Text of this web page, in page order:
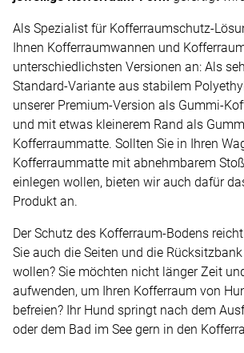
Als Spezialist für Kofferraumschutz-
Ihnen Kofferraumwannen und
unterschiedlichsten Versionen an: Als
Standard-Variante aus stabilem
unserer Premium-Version als Gummi-
und mit etwas kleinerem Rand als
Kofferraummatte. Sollten Sie in Ihren
Kofferraummatte mit abnehmbarem
einlegen wollen, bieten wir auch dafür
Produkt an.
Der Schutz des Kofferraum-Bodens
Sie auch die Seiten und die
wollen? Sie möchten nicht länger Zeit
aufwenden, um Ihren Kofferraum von
befreien? Ihr Hund springt nach dem
oder dem Bad im See gern in den